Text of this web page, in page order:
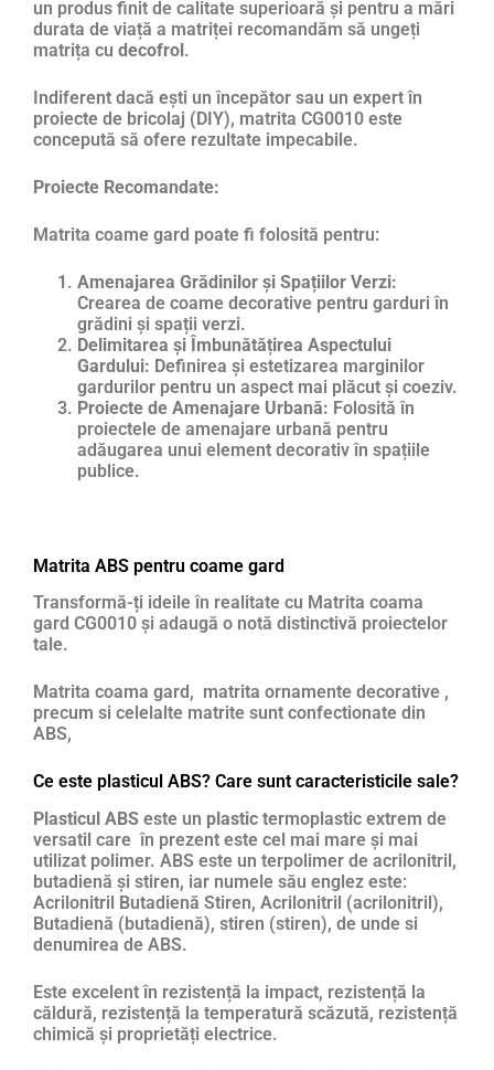
un produs finit de calitate superioară și pentru a mări
durata de viață a matriței recomandăm să ungeți
matrița cu decofrol.
Indiferent dacă ești un începător sau un expert în
proiecte de bricolaj (DIY), matrita CG0010 este
concepută să ofere rezultate impecabile.
Proiecte Recomandate:
Matrita coame gard poate fi folosită pentru:
Amenajarea Grădinilor și Spațiilor Verzi:
Crearea de coame decorative pentru garduri în
grădini și spații verzi.
Delimitarea și Îmbunătățirea Aspectului
Gardului: Definirea și estetizarea marginilor
gardurilor pentru un aspect mai plăcut și coeziv.
Proiecte de Amenajare Urbană: Folosită în
proiectele de amenajare urbană pentru
adăugarea unui element decorativ în spațiile
publice.
Matrita ABS pentru coame gard
Transformă-ți ideile în realitate cu Matrita coama
gard CG0010 și adaugă o notă distinctivă proiectelor
tale.
Matrita coama gard, matrita ornamente decorative ,
precum si celelalte matrite sunt confectionate din
ABS,
Ce este plasticul ABS? Care sunt caracteristicile sale?
Plasticul ABS este un plastic termoplastic extrem de
versatil care în prezent este cel mai mare și mai
utilizat polimer. ABS este un terpolimer de acrilonitril,
butadienă și stiren, iar numele său englez este:
Acrilonitril Butadienă Stiren, Acrilonitril (acrilonitril),
Butadienă (butadienă), stiren (stiren), de unde si
denumirea de ABS.
Este excelent în rezistență la impact, rezistență la
căldură, rezistență la temperatură scăzută, rezistență
chimică și proprietăți electrice.